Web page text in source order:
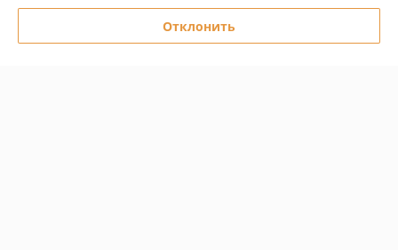
Политика обработки cookies
Отклонить